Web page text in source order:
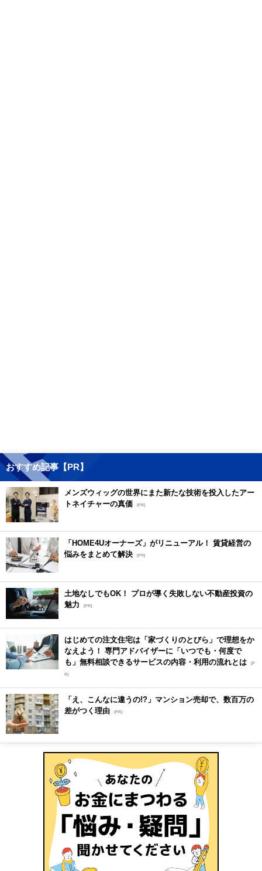
おすすめ記事【PR】
メンズウィッグの世界にまた新たな技術を投入したアー
トネイチャーの真価 [PR]
「HOME4Uオーナーズ」がリニューアル！ 賃貸経営の
悩みをまとめて解決 [PR]
土地なしでもOK！ プロが導く失敗しない不動産投資の
魅力
[PR]
はじめての注文住宅は「家づくりのとびら」で理想をか
なえよう！ 専門アドバイザーに「いつでも・何度で
も」無料相談できるサービスの内容・利用の流れとは [P
R]
「え、こんなに違うの!?」マンション売却で、数百万の
差がつく理由 [PR]